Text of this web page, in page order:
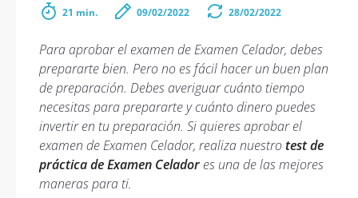
21 min. 09/02/2022 28/02/2022
Para aprobar el examen de Examen Celador, debes
prepararte bien. Pero no es fácil hacer un buen plan
de preparación. Debes averiguar cuánto tiempo
necesitas para prepararte y cuánto dinero puedes
invertir en tu preparación. Si quieres aprobar el
examen de Examen Celador, realiza nuestro test de
práctica de Examen Celador es una de las mejores
maneras para ti.